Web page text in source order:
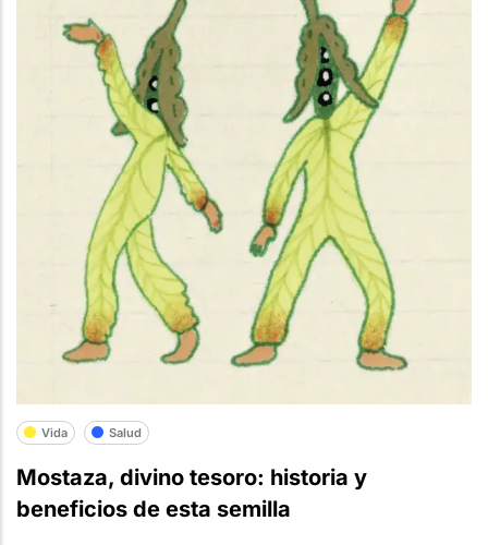
Vida Salud
Mostaza, divino tesoro: historia y
beneficios de esta semilla